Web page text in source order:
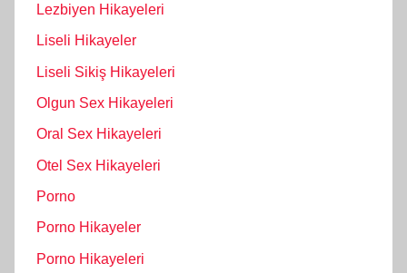
Lezbiyen Hikayeleri
Liseli Hikayeler
Liseli Sikiş Hikayeleri
Olgun Sex Hikayeleri
Oral Sex Hikayeleri
Otel Sex Hikayeleri
Porno
Porno Hikayeler
Porno Hikayeleri